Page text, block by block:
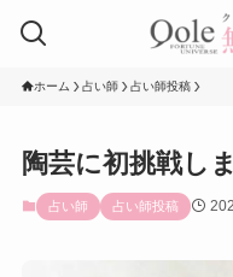
ホーム 占い師 占い師投稿
陶芸に初挑戦し
占い師 占い師投稿